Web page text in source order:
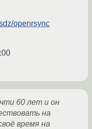
openrsync
60 лет и он
на
время на